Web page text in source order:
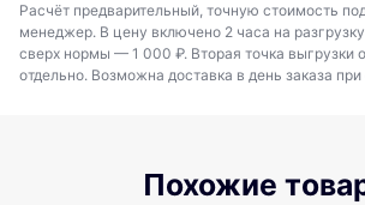
Расчёт предварительный, точную стоимость
менеджер. В цену включено 2 часа на
сверх нормы — 1 000 ₽. Вторая точка выгрузки
отдельно. Возможна доставка в день заказа
Похожие